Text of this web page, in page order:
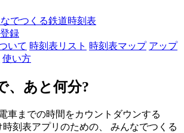
でつくる鉄道時刻表
録
いて 時刻表リスト 時刻表マップ アップ
使い方
、あと何分?
車までの時間をカウントダウンする
時刻表アプリのための、 みんなでつくる